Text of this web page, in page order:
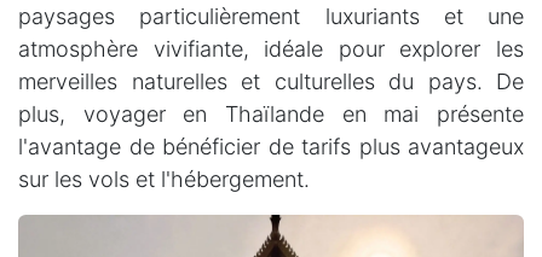
paysages particulièrement luxuriants et une
atmosphère vivifiante, idéale pour explorer les
merveilles naturelles et culturelles du pays. De
plus, voyager en Thaïlande en mai présente
l'avantage de bénéficier de tarifs plus avantageux
sur les vols et l'hébergement.